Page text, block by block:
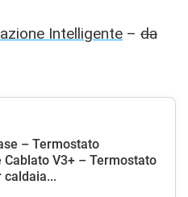
Intelligente – da
– Termostato
V3+ – Termostato
caldaia...